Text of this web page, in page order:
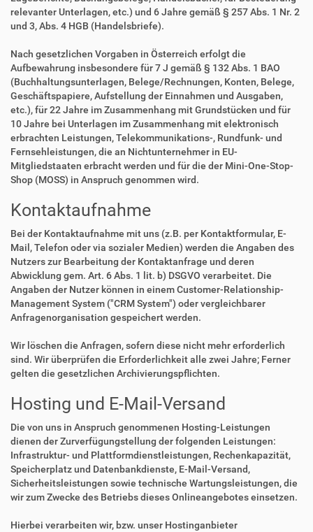
relevanter Unterlagen, etc.) und 6 Jahre gemäß § 257 Abs. 1 Nr. 2
und 3, Abs. 4 HGB (Handelsbriefe).
Nach gesetzlichen Vorgaben in Österreich erfolgt die
Aufbewahrung insbesondere für 7 J gemäß § 132 Abs. 1 BAO
(Buchhaltungsunterlagen, Belege/Rechnungen, Konten, Belege,
Geschäftspapiere, Aufstellung der Einnahmen und Ausgaben,
etc.), für 22 Jahre im Zusammenhang mit Grundstücken und für
10 Jahre bei Unterlagen im Zusammenhang mit elektronisch
erbrachten Leistungen, Telekommunikations-, Rundfunk- und
Fernsehleistungen, die an Nichtunternehmer in EU-
Mitgliedstaaten erbracht werden und für die der Mini-One-Stop-
Shop (MOSS) in Anspruch genommen wird.
Kontaktaufnahme
Bei der Kontaktaufnahme mit uns (z.B. per Kontaktformular, E-
Mail, Telefon oder via sozialer Medien) werden die Angaben des
Nutzers zur Bearbeitung der Kontaktanfrage und deren
Abwicklung gem. Art. 6 Abs. 1 lit. b) DSGVO verarbeitet. Die
Angaben der Nutzer können in einem Customer-Relationship-
Management System ("CRM System") oder vergleichbarer
Anfragenorganisation gespeichert werden.
Wir löschen die Anfragen, sofern diese nicht mehr erforderlich
sind. Wir überprüfen die Erforderlichkeit alle zwei Jahre; Ferner
gelten die gesetzlichen Archivierungspflichten.
Hosting und E-Mail-Versand
Die von uns in Anspruch genommenen Hosting-Leistungen
dienen der Zurverfügungstellung der folgenden Leistungen:
Infrastruktur- und Plattformdienstleistungen, Rechenkapazität,
Speicherplatz und Datenbankdienste, E-Mail-Versand,
Sicherheitsleistungen sowie technische Wartungsleistungen, die
wir zum Zwecke des Betriebs dieses Onlineangebotes einsetzen.
Hierbei verarbeiten wir, bzw. unser Hostinganbieter